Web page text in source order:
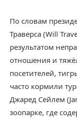
По словам
Траверса (Will
результатом
отношения и
посетителей,
часто кормили
Джаред Сейлем
зоопарке, где